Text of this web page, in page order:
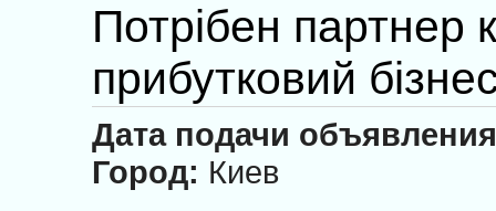
Потрібен партнер
прибутковий
Дата подачи
Город: Киев